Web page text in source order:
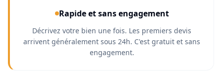
Rapide et sans engagement
Décrivez votre bien une fois. Les premiers devis
arrivent généralement sous 24h. C'est gratuit et sans
engagement.